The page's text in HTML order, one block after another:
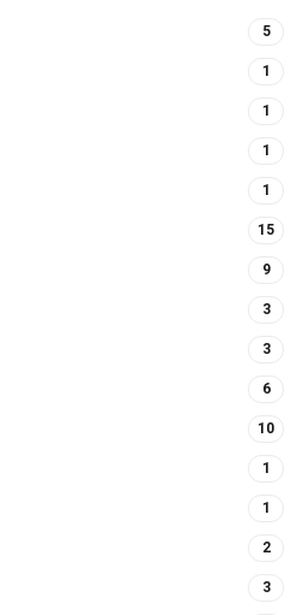
5
1
1
1
1
15
9
3
3
6
10
1
1
2
3